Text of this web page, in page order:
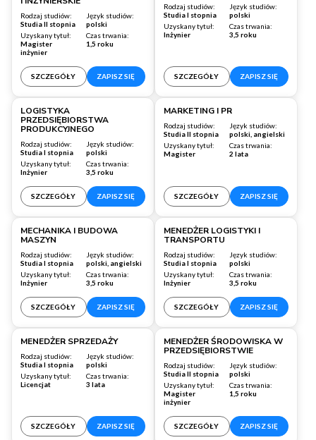
Rodzaj studiów:
Studia II stopnia
Język studiów:
polski
Uzyskany tytuł:
Magister
inżynier
Czas trwania:
1,5 roku
SZCZEGÓŁY ZAPISZ SIĘ
Rodzaj studiów:
Studia I stopnia
Język studiów:
polski
Uzyskany tytuł:
Inżynier
Czas trwania:
3,5 roku
SZCZEGÓŁY ZAPISZ SIĘ
LOGISTYKA
PRZEDSIĘBIORSTWA
PRODUKCYJNEGO
Rodzaj studiów:
Studia I stopnia
Język studiów:
polski
Uzyskany tytuł:
Inżynier
Czas trwania:
3,5 roku
SZCZEGÓŁY ZAPISZ SIĘ
MARKETING I PR
Rodzaj studiów:
Studia II stopnia
Język studiów:
polski, angielski
Uzyskany tytuł:
Magister
Czas trwania:
2 lata
SZCZEGÓŁY ZAPISZ SIĘ
Warszawa
MECHANIKA I BUDOWA
MASZYN
Rodzaj studiów:
Studia I stopnia
Język studiów:
polski, angielski
Uzyskany tytuł:
Inżynier
Czas trwania:
3,5 roku
SZCZEGÓŁY ZAPISZ SIĘ
Wrocław
MENEDŻER LOGISTYKI I
TRANSPORTU
Rodzaj studiów:
Studia I stopnia
Język studiów:
polski
Uzyskany tytuł:
Inżynier
Czas trwania:
3,5 roku
SZCZEGÓŁY ZAPISZ SIĘ
Wrocław
MENEDŻER SPRZEDAŻY
Rodzaj studiów:
Studia I stopnia
Język studiów:
polski
Uzyskany tytuł:
Licencjat
Czas trwania:
3 lata
SZCZEGÓŁY ZAPISZ SIĘ
Warszawa
MENEDŻER ŚRODOWISKA W
PRZEDSIĘBIORSTWIE
Rodzaj studiów:
Studia II stopnia
Język studiów:
polski
Uzyskany tytuł:
Magister
inżynier
Czas trwania:
1,5 roku
SZCZEGÓŁY ZAPISZ SIĘ